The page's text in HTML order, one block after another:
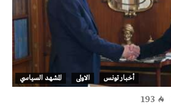
أخبار تونس الاولى المشهد السياسي
193